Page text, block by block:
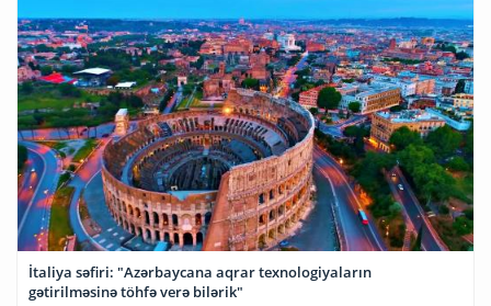
İtaliya səfiri: "Azərbaycana aqrar texnologiyaların
gətirilməsinə töhfə verə bilərik"